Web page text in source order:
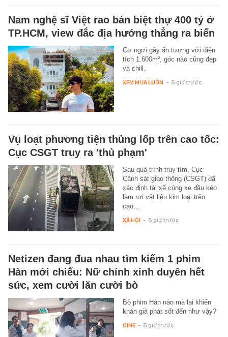
Nam nghệ sĩ Việt rao bán biệt thự 400 tỷ ở
TP.HCM, view đắc địa hướng thẳng ra biển
Cơ ngơi gây ấn tượng với diện
tích 1.600m², góc nào cũng đẹp
và chill.
XEM MUA LUÔN - 5 giờ trước
Vụ loạt phương tiện thủng lốp trên cao tốc:
Cục CSGT truy ra 'thủ phạm'
Sau quá trình truy tìm, Cục
Cảnh sát giao thông (CSGT) đã
xác định tài xế cùng xe đầu kéo
làm rơi vật liệu kim loại trên
cao…
XÃ HỘI - 5 giờ trước
Netizen đang đua nhau tìm kiếm 1 phim
Hàn mới chiếu: Nữ chính xinh duyên hết
sức, xem cười lăn cười bò
Bộ phim Hàn nào mà lại khiến
khán giả phát sốt đến như vậy?
CINE - 5 giờ trước